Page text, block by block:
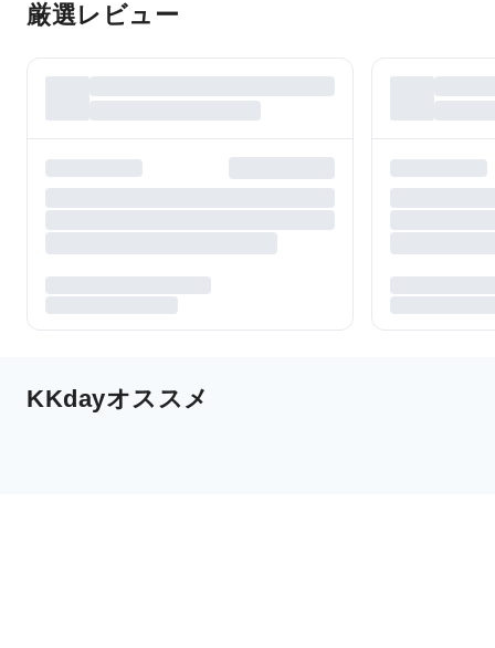
厳選レビュー
KKdayオススメ